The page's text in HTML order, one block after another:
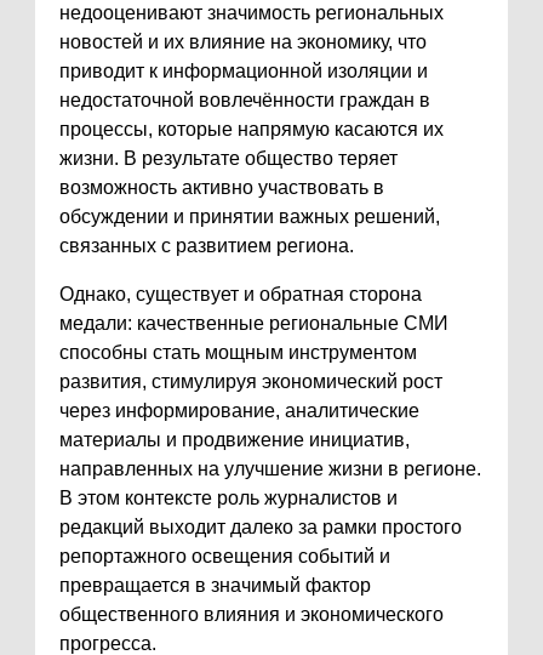
недооценивают значимость региональных
новостей и их влияние на экономику, что
приводит к информационной изоляции и
недостаточной вовлечённости граждан в
процессы, которые напрямую касаются их
жизни. В результате общество теряет
возможность активно участвовать в
обсуждении и принятии важных решений,
связанных с развитием региона.
Однако, существует и обратная сторона
медали: качественные региональные СМИ
способны стать мощным инструментом
развития, стимулируя экономический рост
через информирование, аналитические
материалы и продвижение инициатив,
направленных на улучшение жизни в регионе.
В этом контексте роль журналистов и
редакций выходит далеко за рамки простого
репортажного освещения событий и
превращается в значимый фактор
общественного влияния и экономического
прогресса.